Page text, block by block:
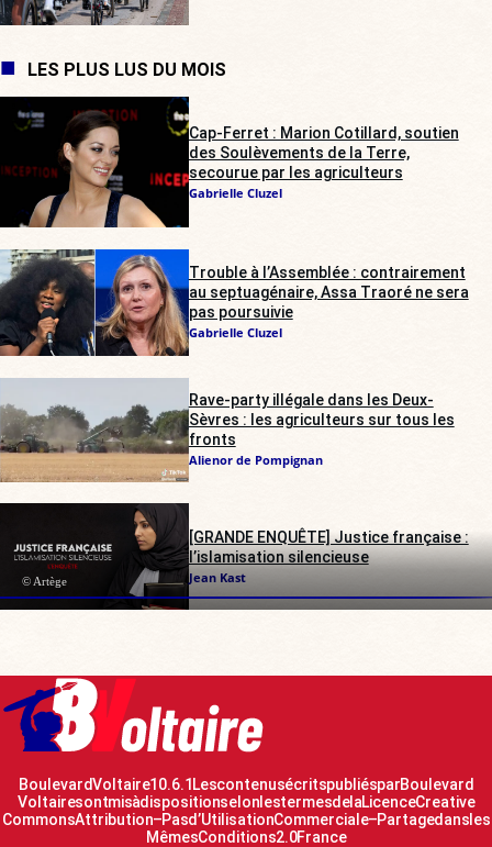
© Artège
LES PLUS LUS DU MOIS
Cap-Ferret : Marion Cotillard, soutien
des Soulèvements de la Terre,
secourue par les agriculteurs
Gabrielle Cluzel
Trouble à l’Assemblée : contrairement
au septuagénaire, Assa Traoré ne sera
pas poursuivie
Gabrielle Cluzel
Rave-party illégale dans les Deux-
Sèvres : les agriculteurs sur tous les
fronts
Alienor de Pompignan
[GRANDE ENQUÊTE] Justice française :
l’islamisation silencieuse
Jean Kast
Boulevard Voltaire 10.6.1 Les contenus écrits publiés par Boulevard
Voltaire sont mis à disposition selon les termes de la Licence Creative
Commons Attribution – Pas d’Utilisation Commerciale – Partage dans les
Mêmes Conditions 2.0 France